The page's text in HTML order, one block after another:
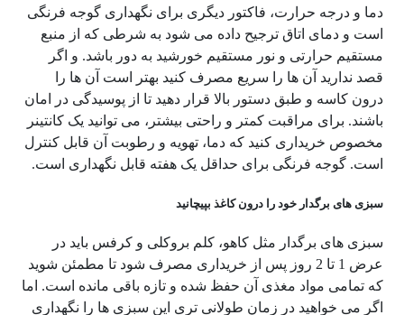
دما و درجه حرارت، فاکتور دیگری برای نگهداری گوجه فرنگی
است و دمای اتاق ترجیح داده می شود به شرطی که از منبع
مستقیم حرارتی و نور مستقیم خورشید به دور باشد. و اگر
قصد ندارید آن ها را سریع مصرف کنید بهتر است آن ها را
درون کاسه و طبق دستور بالا قرار دهید تا از پوسیدگی در امان
باشند. برای مراقبت کمتر و راحتی بیشتر، می توانید یک کانتینر
مخصوص خریداری کنید که دما، تهویه و رطوبت آن قابل کنترل
است. گوجه فرنگی برای حداقل یک هفته قابل نگهداری است.
سبزی های برگدار خود را درون کاغذ بپیچانید
سبزی های برگدار مثل کاهو، کلم بروکلی و کرفس باید در
عرض 1 تا 2 روز پس از خریداری مصرف شود تا مطمئن شوید
که تمامی مواد مغذی آن حفظ شده و تازه باقی مانده است. اما
اگر می خواهید در زمان طولانی تری این سبزی ها را نگهداری